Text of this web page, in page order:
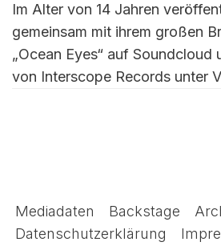
Im Alter von 14 Jahren
gemeinsam mit ihrem großen
„Ocean Eyes“ auf
von Interscope Records unter
Mediadaten Backstage
Datenschutzerklärung